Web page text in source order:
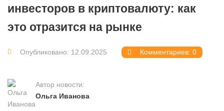
инвесторов в криптовалюту: как
это отразится на рынке
Опубликовано: 12.09.2025 Комментариев: 0
Автор новости:
Ольга Иванова